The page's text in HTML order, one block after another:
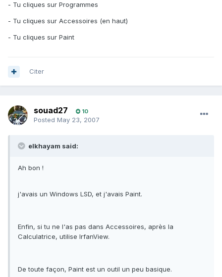
- Tu cliques sur Programmes
- Tu cliques sur Accessoires (en haut)
- Tu cliques sur Paint
Citer
souad27 10
Posted May 23, 2007
elkhayam said:
Ah bon !
j'avais un Windows LSD, et j'avais Paint.
Enfin, si tu ne l'as pas dans Accessoires, après la
Calculatrice, utilise IrfanView.
De toute façon, Paint est un outil un peu basique.